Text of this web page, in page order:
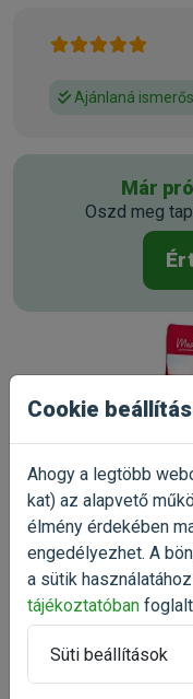
Vas (3b103) 70 mg,
szelén (3b801) 0,25 mg
DL-metionin (3c301)
Antioxidáns, növényi
kivonatok 1b306(i)
Analitikai összetevők:
Nyersfehérje 21,0 %,
nyershamu 9,0 %,
omega-6 zsírsavak 1,5
Kapható kiszerelések:
Státusz:Rendelhető
Már
Oszd meg
Ajánlaná
Cookie
Ahogy a legtöbb
kat) az alapvető
élmény érdekében
engedélyezhet. A
a sütik
tájékoztatóban
Süti beállítások